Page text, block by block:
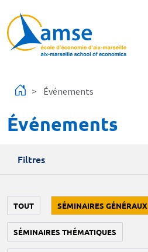
Événements
Événements
Filtres
TOUT SÉMINAIRES GÉNÉRAUX
SÉMINAIRES THÉMATIQUES